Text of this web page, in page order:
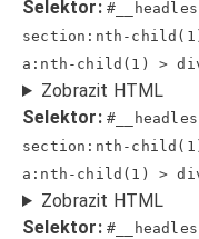
Selektor:
section:nth-
a:nth-child(1) >
Zobrazit HTML
Selektor:
section:nth-
a:nth-child(1) >
Zobrazit HTML
Selektor: